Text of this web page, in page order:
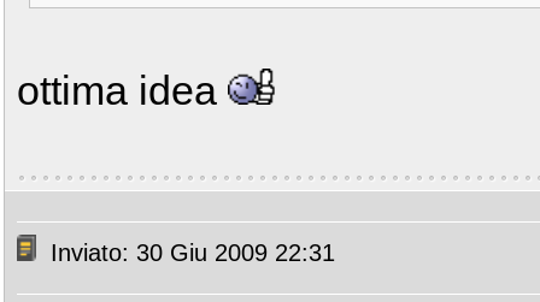
ottima idea
Inviato: 30 Giu 2009 22:31